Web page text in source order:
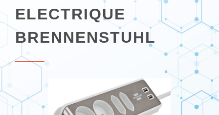
ELECTRIQUE
BRENNENSTUHL